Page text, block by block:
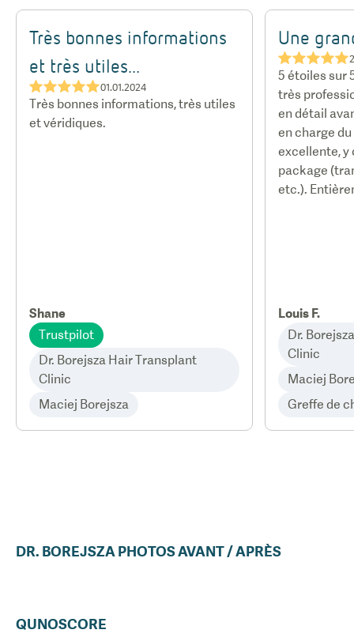
Très bonnes informations
et très utiles...
★★★★★01.01.2024
Très bonnes informations, très utiles
et véridiques.
Shane
Trustpilot
Dr. Borejsza Hair Transplant
Clinic
Maciej Borejsza
Une
★★★★★
5 étoiles sur
très
en détail
en charge
excellente, y
package
etc.).
Louis F.
Dr.
Clinic
Maciej
Greffe de
DR. BOREJSZA PHOTOS AVANT / APRÈS
QUNOSCORE